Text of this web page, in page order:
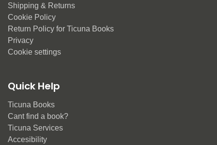
Shipping & Returns
Cookie Policy
Return Policy for Ticuna Books
Privacy
Cookie settings
Quick Help
Ticuna Books
Cant find a book?
Ticuna Services
Accesibility